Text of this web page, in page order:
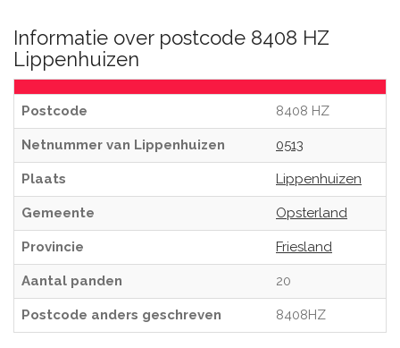
Informatie over postcode 8408 HZ
Lippenhuizen
Postcode 8408 HZ
Netnummer van Lippenhuizen 0513
Plaats Lippenhuizen
Gemeente Opsterland
Provincie Friesland
Aantal panden 20
Postcode anders geschreven 8408HZ